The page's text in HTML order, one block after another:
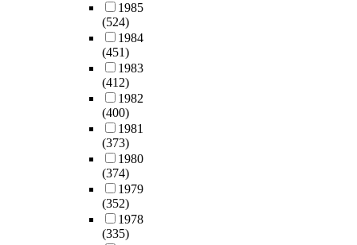
1985
(524)
1984
(451)
1983
(412)
1982
(400)
1981
(373)
1980
(374)
1979
(352)
1978
(335)